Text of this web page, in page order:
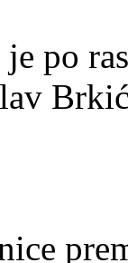
je po